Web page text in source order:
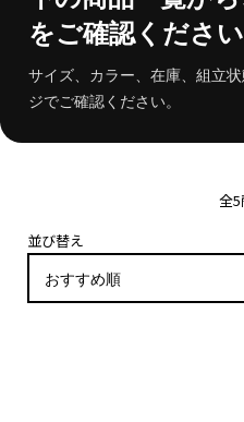
をご確認ください
サイズ、カラー、在庫、組立
ジでご確認ください。
全
並び替え